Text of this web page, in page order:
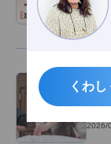
くわ
くわ
2026/
『
リ
2026/